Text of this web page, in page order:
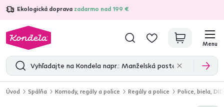
Ekologická doprava zadarmo nad 199 €
4,7 31 333overených produktových recenzií
Menu
Úvod Spálňa Komody, regály a police Regály a police Police, biela,